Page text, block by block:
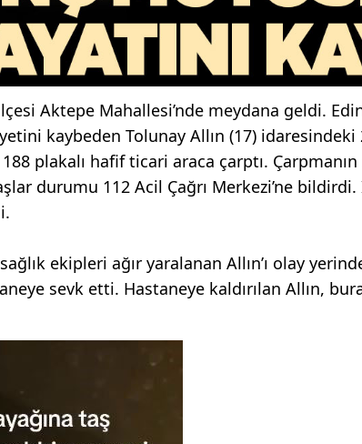
Aktepe Mahallesi’nde meydana geldi.
kaybeden Tolunay Allın (17)
plakalı hafif ticari araca çarptı.
durumu 112 Acil Çağrı Merkezi’ne
ekipleri ağır yaralanan Allın’ı olay
sevk etti. Hastaneye kaldırılan Allın,